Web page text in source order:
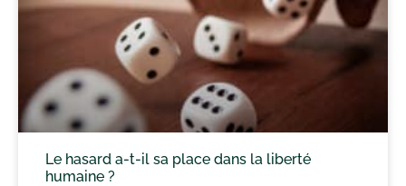
Le hasard a-t-il sa place dans la liberté
humaine ?